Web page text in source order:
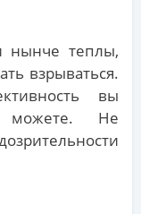
нынче теплы,
взрываться.
вы
можете. Не